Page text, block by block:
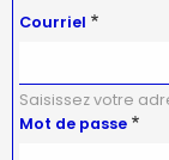
Courriel
Saisissez votre
Mot de passe